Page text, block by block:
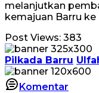
melanjutkan
kemajuan Barru ke
Post Views: 383
Pilkada Barru
Komentar